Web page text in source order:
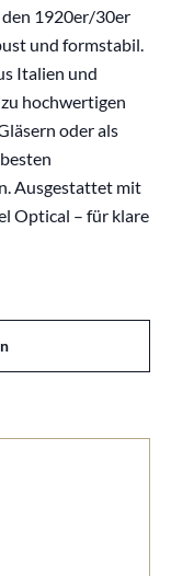
1920er/30er
und formstabil.
Italien und
hochwertigen
oder als
Ausgestattet mit
Optical – für klare